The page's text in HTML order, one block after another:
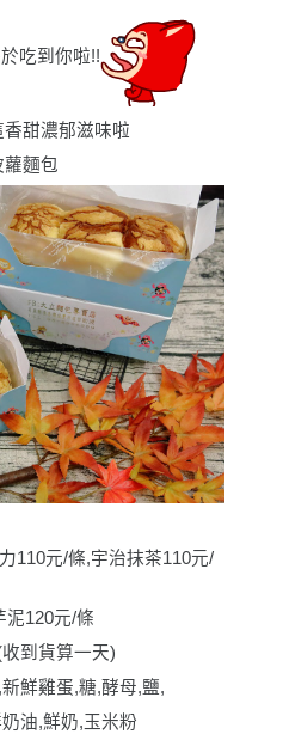
吃到你啦!!
甜濃郁滋味啦
蘿麵包
110元/條,宇治抹茶110元/
泥120元/條
到貨算一天)
鮮雞蛋,糖,酵母,鹽,
油,鮮奶,玉米粉